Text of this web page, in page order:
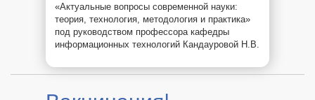
«Актуальные вопросы современной науки:
теория, технология, методология и практика»
под руководством профессора кафедры
информационных технологий Кандауровой Н.В.